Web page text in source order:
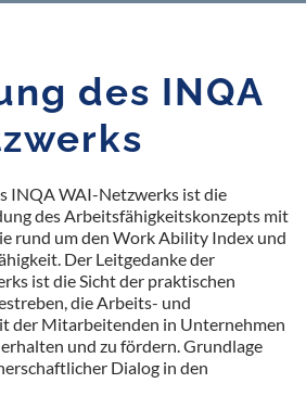
des INQA
INQA WAI-Netzwerks ist die
des Arbeitsfähigkeitskonzepts mit
rund um den Work Ability Index und
Der Leitgedanke der
ist die Sicht der praktischen
die Arbeits- und
der Mitarbeitenden in Unternehmen
und zu fördern. Grundlage
Dialog in den